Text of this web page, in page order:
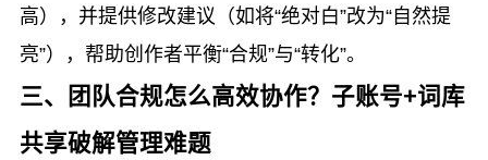
高），并提供修改建议（如将“绝对白”改为“自然提
亮”），帮助创作者平衡“合规”与“转化”。
三、团队合规怎么高效协作？子账号+词库
共享破解管理难题